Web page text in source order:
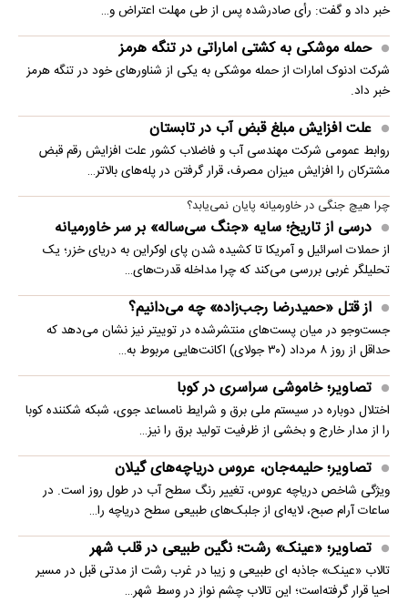
خبر داد و گفت: رأی صادرشده پس از طی مهلت اعتراض و…
حمله موشکی به کشتی اماراتی در تنگه هرمز
شرکت ادنوک امارات از حمله موشکی به یکی از شناورهای خود در تنگه هرمز
خبر داد.
علت افزایش مبلغ قبض آب در تابستان
روابط عمومی شرکت مهندسی آب و فاضلاب کشور علت افزایش رقم قبض
مشترکان را افزایش میزان مصرف، قرار گرفتن در پله‌های بالاتر…
چرا هیچ جنگی در خاورمیانه پایان نمی‌یابد؟
درسی از تاریخ؛ سایه «جنگ سی‌ساله» بر سر خاورمیانه
از حملات اسرائیل و آمریکا تا کشیده شدن پای اوکراین به دریای خزر؛ یک
تحلیلگر غربی بررسی می‌کند که چرا مداخله قدرت‌های…
از قتل «حمیدرضا رجب‌زاده» چه می‌دانیم؟
جست‌وجو در میان پست‌های منتشرشده در توییتر نیز نشان می‌دهد که
حداقل از روز ۸ مرداد (۳۰ جولای) اکانت‌هایی مربوط به…
تصاویر؛ خاموشی سراسری در کوبا
اختلال دوباره در سیستم ملی برق و شرایط نامساعد جوی، شبکه شکننده کوبا
را از مدار خارج و بخشی از ظرفیت تولید برق را نیز…
تصاویر؛ حلیمه‌جان، عروس دریاچه‌های گیلان
ویژگی شاخص دریاچه عروس، تغییر رنگ سطح آب در طول روز است. در
ساعات آرام صبح، لایه‌ای از جلبک‌های طبیعی سطح دریاچه را…
تصاویر؛ «عینک» رشت؛ نگین طبیعی در قلب شهر
تالاب «عینک» جاذبه ای طبیعی و زیبا در غرب رشت از مدتی قبل در مسیر
احیا قرار گرفته‌است؛ این تالاب چشم نواز در وسط شهر…